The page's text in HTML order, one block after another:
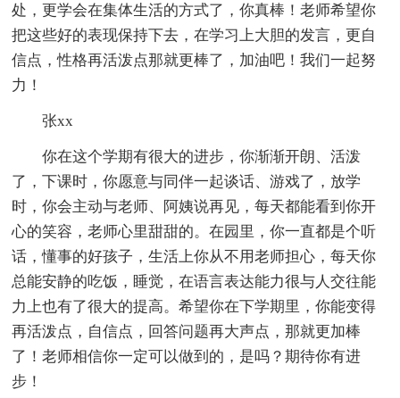
处，更学会在集体生活的方式了，你真棒！老师希望你
把这些好的表现保持下去，在学习上大胆的发言，更自
信点，性格再活泼点那就更棒了，加油吧！我们一起努
力！
张xx
你在这个学期有很大的进步，你渐渐开朗、活泼
了，下课时，你愿意与同伴一起谈话、游戏了，放学
时，你会主动与老师、阿姨说再见，每天都能看到你开
心的笑容，老师心里甜甜的。在园里，你一直都是个听
话，懂事的好孩子，生活上你从不用老师担心，每天你
总能安静的吃饭，睡觉，在语言表达能力很与人交往能
力上也有了很大的提高。希望你在下学期里，你能变得
再活泼点，自信点，回答问题再大声点，那就更加棒
了！老师相信你一定可以做到的，是吗？期待你有进
步！